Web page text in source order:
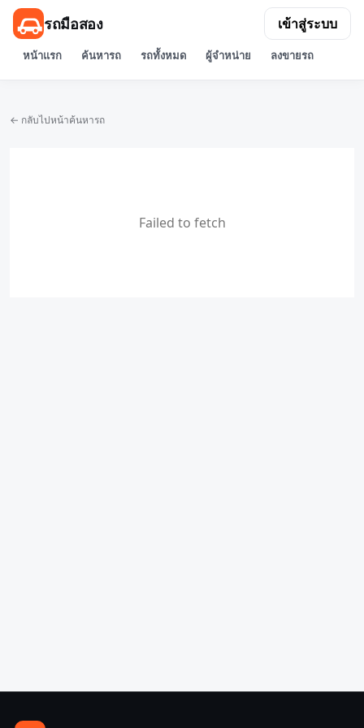
รถมือสอง
หน้าแรก ค้นหารถ รถทั้งหมด ผู้จำหน่าย ลงขายรถ
เข้าสู่ระบบ
← กลับไปหน้าค้นหารถ
Failed to fetch